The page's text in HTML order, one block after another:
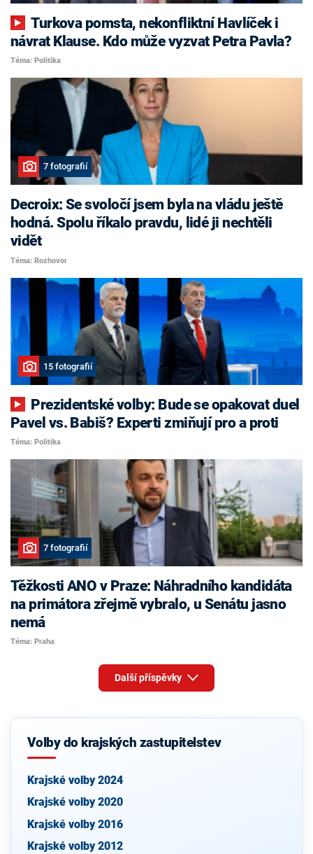
Turkova pomsta, nekonfliktní Havlíček i
návrat Klause. Kdo může vyzvat Petra Pavla?
Téma: Politika
7 fotografií
Decroix: Se svoločí jsem byla na vládu ještě
hodná. Spolu říkalo pravdu, lidé ji nechtěli
vidět
Téma: Rozhovor
15 fotografií
Pavel vs. Babiš? Experti zmiňují pro a proti
Téma: Politika
7 fotografií
Těžkosti ANO v Praze: Náhradního kandidáta
na primátora zřejmě vybralo, u Senátu jasno
nemá
Téma: Praha
Další příspěvky
Volby do krajských zastupitelstev
Krajské volby 2024
Krajské volby 2020
Krajské volby 2016
Krajské volby 2012